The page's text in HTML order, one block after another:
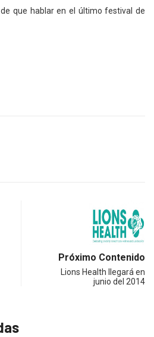
que hablar en el último festival de
Próximo Contenido
Lions Health llegará en
junio del 2014